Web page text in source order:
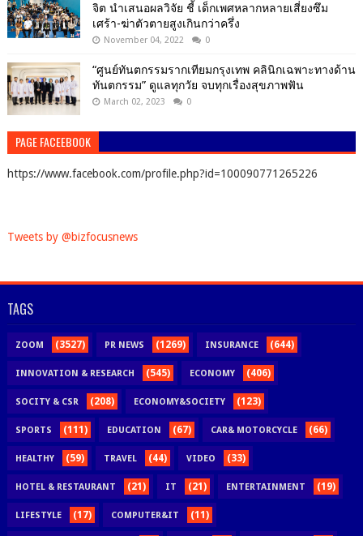
จิต นำเสนอผลวิจัย ชี้ เด็กเพศหลากหลายเสี่ยงซึม
เศร้า-ฆ่าตัวตายสูงเกินกว่าครึ่ง
November 04, 2022 0
“ศูนย์ทันตกรรมรากเทียมกรุงเทพ คลินิกเฉพาะทางด้าน
ทันตกรรม” ดูแลทุกวัย จบทุกเรื่องสุขภาพฟัน
March 02, 2023 0
PAGE FACEEBOOK
https://www.facebook.com/profile.php?id=100090771265226
Tweets by @bizfocusnews
TAGS
ZOOM (3527) PR NEWS (1269) INSURANCE (644)
INNOVATION & RESEARCH (545) ECONOMY (406)
SOCITY & CSR (208) ECONOMY&SOCIETY (123)
SPORTS (111) EDUCATION (67) CAR& MOTORCYCLE (66)
HEALTHY (59) TRAVEL (44) VIDEO (33)
HOTEL & RESTAURANT (21) IT (21) ENTERTAINMENT (19)
LIFESTYLE (17) COMPUTER&IT (11)